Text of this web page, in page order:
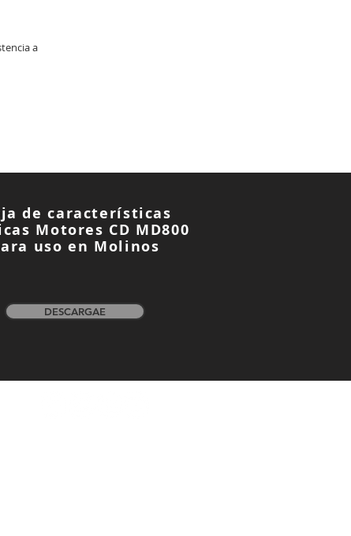
a
de características
Motores CD MD800
uso en Molinos
DESCARGAE